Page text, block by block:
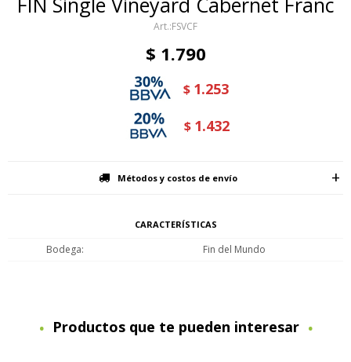
FSVCF
$ 1.790
$ 1.253
$ 1.432
Métodos y costos de envío
CARACTERÍSTICAS
Bodega Fin del Mundo
Productos que te pueden interesar